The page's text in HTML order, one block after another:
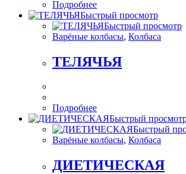
Подробнее
Быстрый просмотр
Быстрый просмотр
Варёные колбасы, Колбаса
ТЕЛЯЧЬЯ
Подробнее
Быстрый
Быстрый
Варёные колбасы, Колбаса
ДИЕТИЧЕСКАЯ